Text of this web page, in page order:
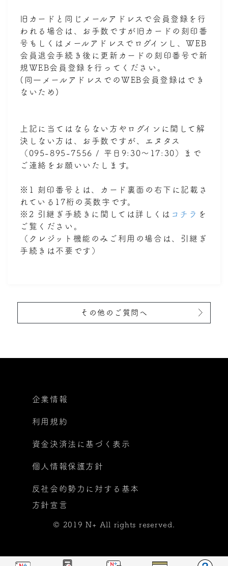
旧カードと同じメールアドレスで会員登録を行
われる場合は、お手数ですが旧カードの刻印番
号もしくはメールアドレスでログインし、WEB
会員退会手続き後に更新カードの刻印番号で新
規WEB会員登録を行ってください。
(同一メールアドレスでのWEB会員登録はでき
ないため)
上記に当てはならない方やログインに関して解
決しない方は、お手数ですが、エヌタス
（095-895-7556 / 平日9:30～17:30）まで
ご連絡をお願いいたします。
※1 刻印番号とは、カード裏面の右下に記載さ
れている17桁の英数字です。
※2 引継ぎ手続きに関しては詳しくは コチラ を
ご覧ください。
（クレジット機能のみご利用の場合は、引継ぎ
手続きは不要です）
その他のご質問へ
© 2019 N+ All rights reserved.
企業情報
利用規約
資金決済法に基づく表示
個人情報保護方針
反社会的勢力に対する基本
方針宣言